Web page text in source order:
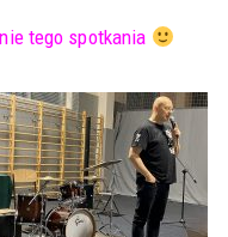
tego spotkania